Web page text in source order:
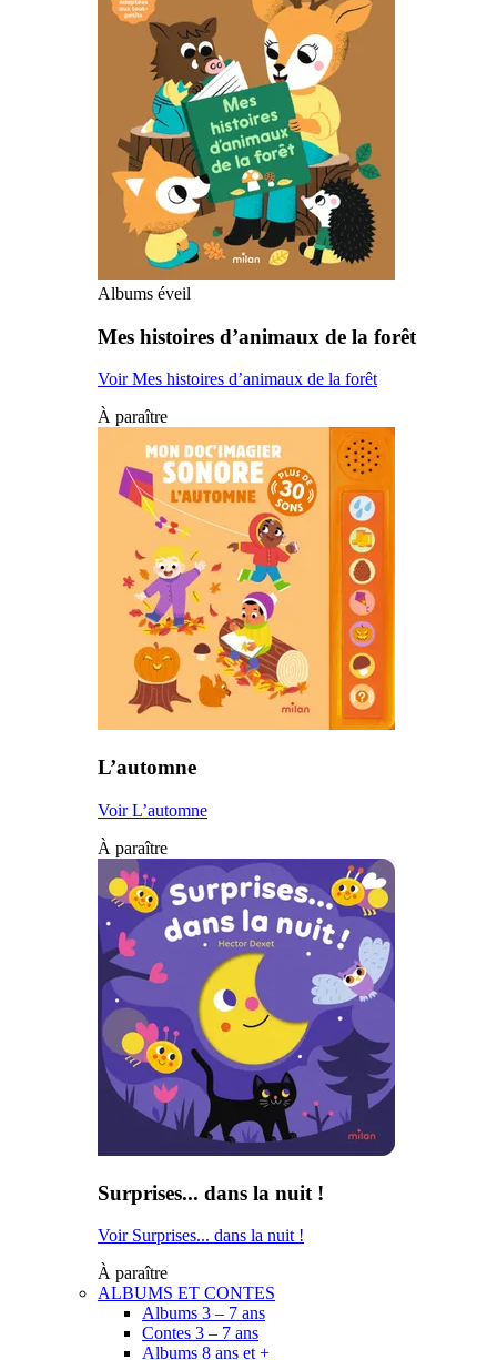
Albums éveil
Mes histoires d’animaux de la forêt
Voir Mes histoires d’animaux de la forêt
À paraître
L’automne
Voir L’automne
À paraître
Surprises... dans la nuit !
Voir Surprises... dans la nuit !
À paraître
ALBUMS ET CONTES
Albums 3 – 7 ans
Contes 3 – 7 ans
Albums 8 ans et +